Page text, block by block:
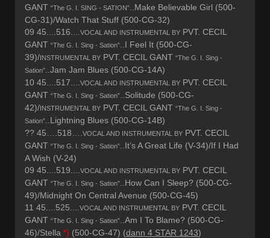
GANT “The G. I. SING - SATION”
..Make Believable Girl (500-
CG-31)/Watch That Stuff (500-CG-32)
09 45....516....
VOCAL AND INSTRUMENTAL BY PVT. CECIL
GANT “The G. I. Sing - Sation”
..I Feel It (500-CG-
39)/INSTRUMENTAL BY PVT. CECIL GANT “The G. I. Sing -
Sation”
..Jam Jam Blues (500-CG-14A)
10 45....517....
VOCAL AND INSTRUMENTAL BY PVT. CECIL
GANT “The G. I. Sing - Sation”
..Solitude (500-CG-
42)/INSTRUMENTAL BY PVT. CECIL GANT “The G. I. Sing -
Sation”
..Lightning Blues (500-CG-14B)
?? 45….518….
VOCAL AND INSTRUMENTAL BY PVT. CECIL
GANT “The G. I. Sing - Sation”
..It’s A Great Life (V-34)/If I Had
A Wish (V-24)
09 45....519....
VOCAL AND INSTRUMENTAL BY PVT. CECIL
GANT “The G. I. Sing - Sation”
..How Can I Sleep? (500-CG-
49)/Midnight On Central Avenue (500-CG-45)
11 45....525....
VOCAL AND INSTRUMENTAL BY PVT. CECIL
GANT “The G. I. Sing - Sation”
..Am I To Blame? (500-CG-
46)/Stella *) (500-CG-47) (dann 4 STAR 1243)